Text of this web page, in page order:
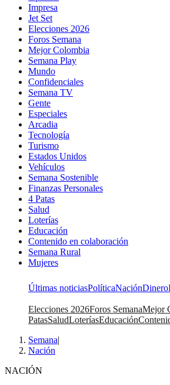
Impresa
Jet Set
Elecciones 2026
Foros Semana
Mejor Colombia
Semana Play
Mundo
Confidenciales
Semana TV
Gente
Especiales
Arcadia
Tecnología
Turismo
Estados Unidos
Vehículos
Semana Sostenible
Finanzas Personales
4 Patas
Salud
Loterías
Educación
Contenido en colaboración
Semana Rural
Mujeres
Últimas noticiasPolíticaNaciónDinero
Elecciones 2026Foros SemanaMejor
PatasSaludLoteríasEducación
Semana|
Nación
NACIÓN